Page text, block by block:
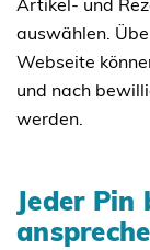
Artikel- und
auswählen.
Webseite
und nach
werden.
Jeder Pin